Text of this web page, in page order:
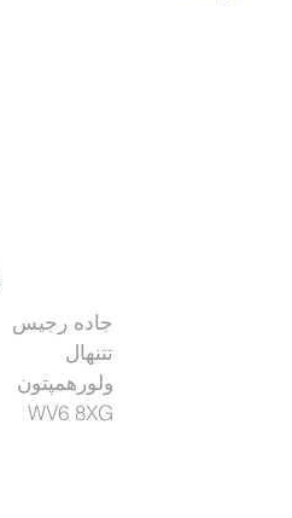
جاده رجیس
تتنهال
ولورهمپتون
WV6 8XG